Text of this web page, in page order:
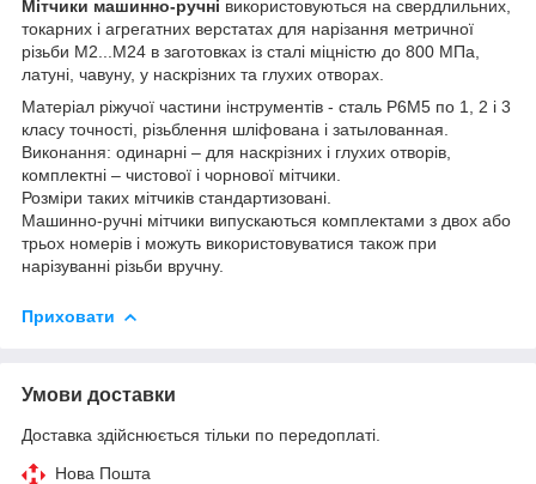
Мітчики машинно-ручні використовуються на свердлильних,
токарних і агрегатних верстатах для нарізання метричної
різьби М2...М24 в заготовках із сталі міцністю до 800 МПа,
латуні, чавуну, у наскрізних та глухих отворах.
Матеріал ріжучої частини інструментів - сталь Р6М5 по 1, 2 і 3
класу точності, різьблення шліфована і затылованная.
Виконання: одинарні – для наскрізних і глухих отворів,
комплектні – чистової і чорнової мітчики.
Розміри таких мітчиків стандартизовані.
Машинно-ручні мітчики випускаються комплектами з двох або
трьох номерів і можуть використовуватися також при
нарізуванні різьби вручну.
Приховати
Умови доставки
Доставка здійснюється тільки по передоплаті.
Нова Пошта